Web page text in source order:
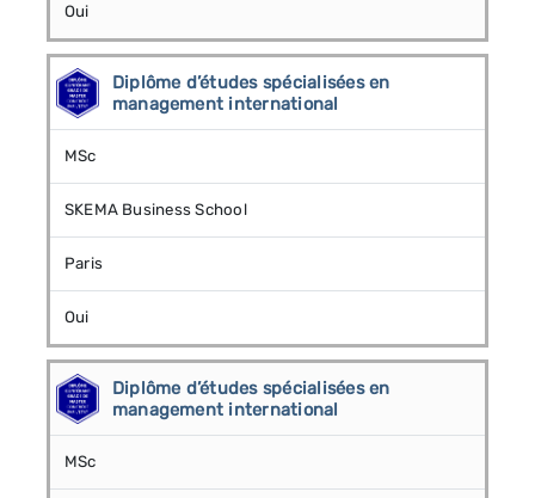
Oui
Diplôme d’études spécialisées en
management international
MSc
SKEMA Business School
Paris
Oui
Diplôme d’études spécialisées en
management international
MSc